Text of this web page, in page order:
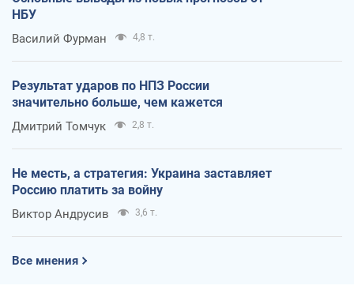
НБУ
Василий Фурман 4,8 т.
Результат ударов по НПЗ России
значительно больше, чем кажется
Дмитрий Томчук 2,8 т.
Не месть, а стратегия: Украина заставляет
Россию платить за войну
Виктор Андрусив 3,6 т.
Все мнения